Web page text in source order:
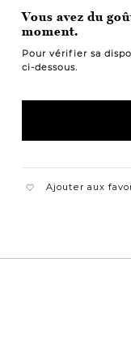
Vous avez du
moment.
Pour vérifier sa
ci-dessous.
Ajouter aux